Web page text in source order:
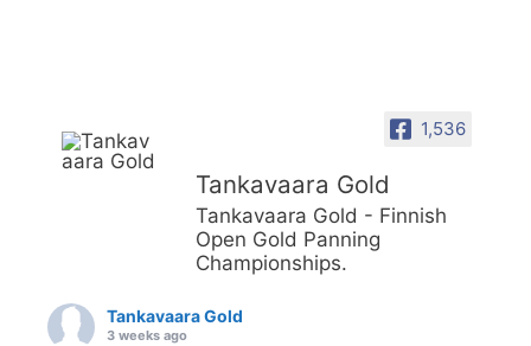
1,536
Tankavaara Gold
Tankavaara Gold - Finnish
Open Gold Panning
Championships.
Tankavaara Gold
3 weeks ago